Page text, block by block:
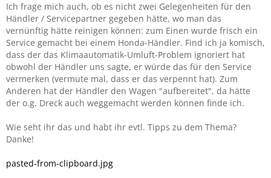
Ich frage mich auch, ob es nicht zwei Gelegenheiten für den
Händler / Servicepartner gegeben hätte, wo man das
vernünftig hätte reinigen können: zum Einen wurde frisch ein
Service gemacht bei einem Honda-Händler. Find ich ja komisch,
dass der das Klimaautomatik-Umluft-Problem ignoriert hat
obwohl der Händler uns sagte, er würde das für den Service
vermerken (vermute mal, dass er das verpennt hat). Zum
Anderen hat der Händler den Wagen "aufbereitet", da hätte
der o.g. Dreck auch weggemacht werden können finde ich.
Wie seht ihr das und habt ihr evtl. Tipps zu dem Thema?
Danke!
pasted-from-clipboard.jpg